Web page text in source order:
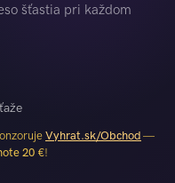
šťastia pri každom
Vyhrat.sk/Obchod —
20 €!